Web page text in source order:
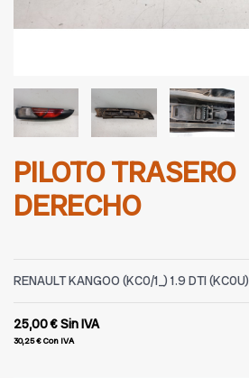
PILOTO TRASERO
DERECHO
RENAULT KANGOO (KC0/1_) 1.9 DTI (KC0U)
25,00 €Sin IVA
30,25 €Con IVA